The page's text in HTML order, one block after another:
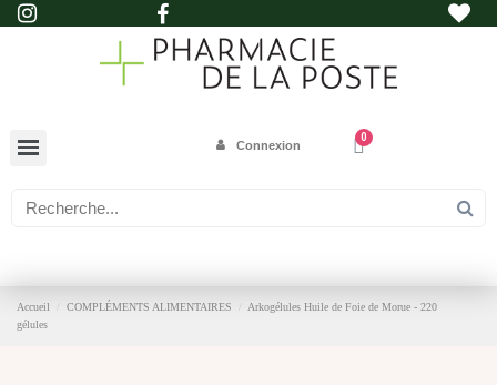
Connexion
Accueil COMPLÉMENTS ALIMENTAIRES
Arkogélules Huile de Foie de Morue - 220
gélules